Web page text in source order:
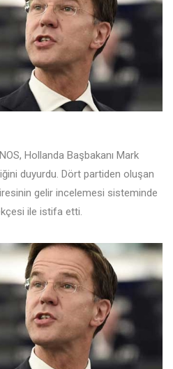
Hollanda Başbakanı Mark
duyurdu. Dört partiden oluşan
gelir incelemesi sisteminde
ile istifa etti.